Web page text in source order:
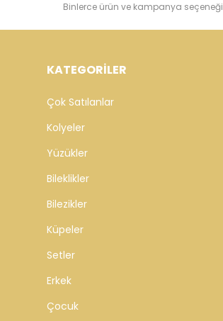
Binlerce ürün ve kampanya seçeneği
KATEGORİLER
Çok Satılanlar
Kolyeler
Yüzükler
Bileklikler
Bilezikler
Küpeler
Setler
Erkek
Çocuk